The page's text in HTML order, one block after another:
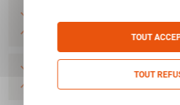
MONTAGE AMOVIBLE
JEU DE COLLIER BRONZE
MONTAGE AMOVIBLE
TOUT
TOUT